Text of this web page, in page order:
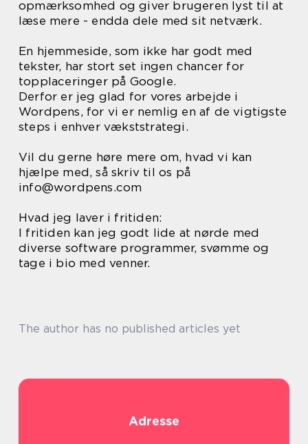
opmærksomhed og giver brugeren lyst til at
læse mere - endda dele med sit netværk.
En hjemmeside, som ikke har godt med
tekster, har stort set ingen chancer for
topplaceringer på Google.
Derfor er jeg glad for vores arbejde i
Wordpens, for vi er nemlig en af de vigtigste
steps i enhver vækststrategi.
Vil du gerne høre mere om, hvad vi kan
hjælpe med, så skriv til os på
info@wordpens.com
Hvad jeg laver i fritiden:
I fritiden kan jeg godt lide at nørde med
diverse software programmer, svømme og
tage i bio med venner.
The author has no published articles yet
Adresse